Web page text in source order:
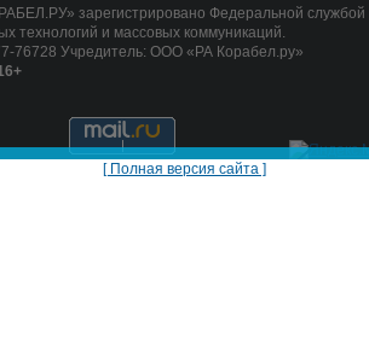
зарегистрировано Федеральной
технологий и массовых коммуникаций.
76728 Учредитель: ООО «РА Корабел.ру»
[ Полная версия сайта ]